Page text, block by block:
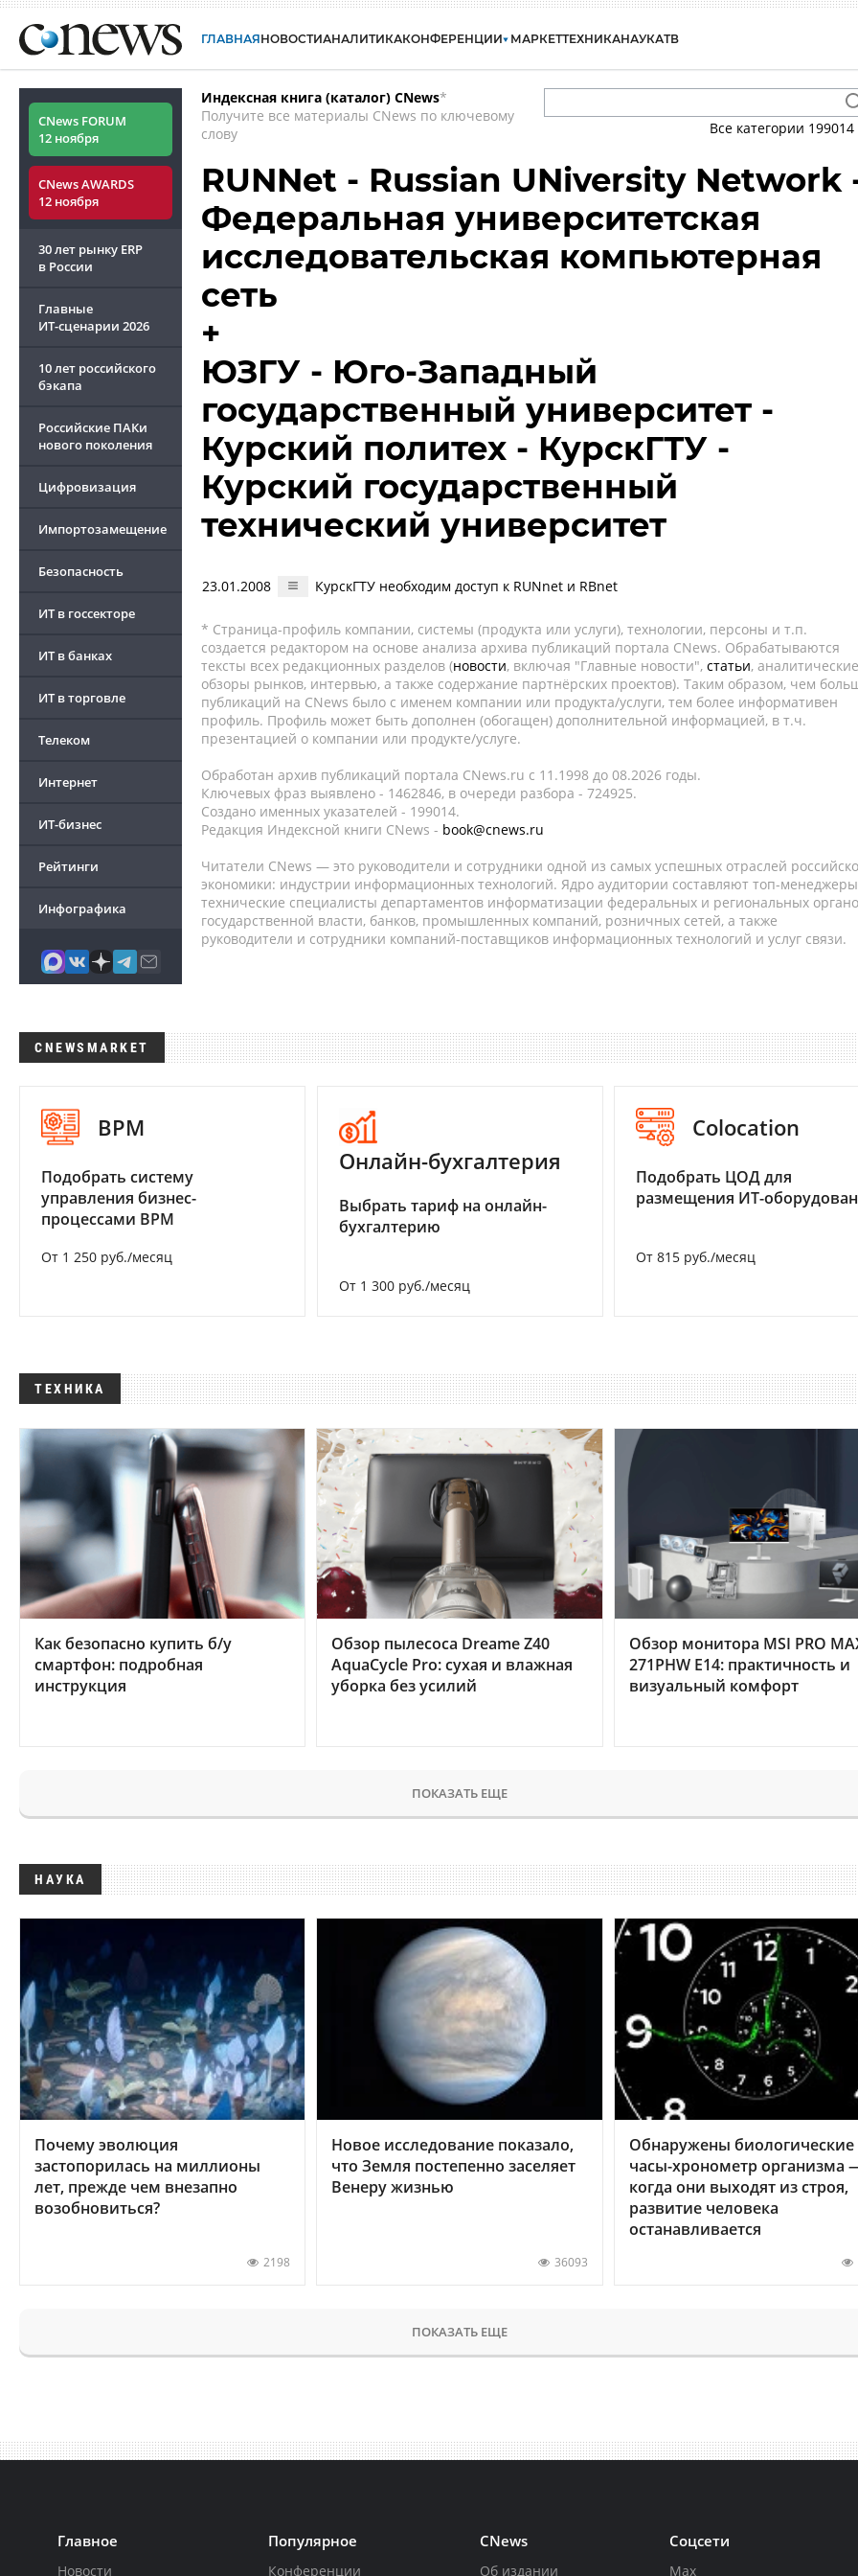
ГЛАВНАЯНОВОСТИАНАЛИТИКАКОНФЕРЕНЦИИ МАРКЕТТЕХНИКАНАУКАТВ
CNews FORUM
12 ноября
CNews AWARDS
12 ноября
30 лет рынку ERP
в России
Главные
ИТ-сценарии 2026
10 лет российского
бэкапа
Российские ПАКи
нового поколения
Цифровизация
Импортозамещение
Безопасность
ИТ в госсекторе
ИТ в банках
ИТ в торговле
Телеком
Интернет
ИТ-бизнес
Рейтинги
Инфографика
Индексная книга (каталог) CNews*
Получите все материалы CNews по ключевому
слову
Все категории 199014
RUNNet - Russian UNiversity Network
Федеральная университетская
исследовательская компьютерная
сеть
+
ЮЗГУ - Юго-Западный
государственный университет -
Курский политех - КурскГТУ -
Курский государственный
технический университет
23.01.2008 КурскГТУ необходим доступ к RUNnet и RBnet
* Страница-профиль компании, системы (продукта или услуги), технологии, персоны и т.п.
создается редактором на основе анализа архива публикаций портала CNews. Обрабатываются
тексты всех редакционных разделов (новости, включая "Главные новости", статьи, аналитические
обзоры рынков, интервью, а также содержание партнёрских проектов). Таким образом, чем
публикаций на CNews было с именем компании или продукта/услуги, тем более информативен
профиль. Профиль может быть дополнен (обогащен) дополнительной информацией, в т.ч.
презентацией о компании или продукте/услуге.
Обработан архив публикаций портала CNews.ru c 11.1998 до 08.2026 годы.
Ключевых фраз выявлено - 1462846, в очереди разбора - 724925.
Создано именных указателей - 199014.
Редакция Индексной книги CNews - book@cnews.ru
Читатели CNews — это руководители и сотрудники одной из самых успешных отраслей
экономики: индустрии информационных технологий. Ядро аудитории составляют топ-
технические специалисты департаментов информатизации федеральных и региональных
государственной власти, банков, промышленных компаний, розничных сетей, а также
руководители и сотрудники компаний-поставщиков информационных технологий и услуг связи.
CNEWSMARKET
BPM
Подобрать систему
управления бизнес-
процессами BPM
От 1 250 руб./месяц
Онлайн-бухгалтерия
Выбрать тариф на онлайн-
бухгалтерию
От 1 300 руб./месяц
Colocation
Подобрать ЦОД для
размещения ИТ-
От 815 руб./месяц
ТЕХНИКА
Как безопасно купить б/у
смартфон: подробная
инструкция
Обзор пылесоса Dreame Z40
AquaCycle Pro: сухая и влажная
уборка без усилий
Обзор монитора MSI PRO
271PHW E14: практичность и
визуальный комфорт
ПОКАЗАТЬ ЕЩЕ
НАУКА
Почему эволюция
застопорилась на миллионы
лет, прежде чем внезапно
возобновиться?
2198
Новое исследование показало,
что Земля постепенно заселяет
Венеру жизнью
36093
Обнаружены биологические
часы-хронометр организма
когда они выходят из строя,
развитие человека
останавливается
ПОКАЗАТЬ ЕЩЕ
Главное
Новости
Популярное
Конференции
CNews
Об издании
Соцсети
Max